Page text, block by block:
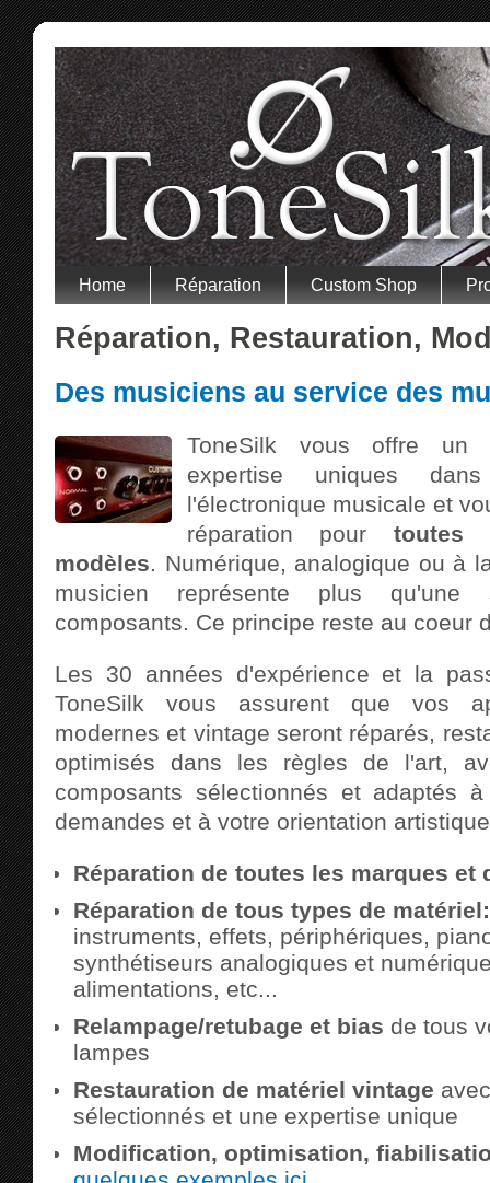
Home Réparation Custom Shop
Réparation, Restauration,
Des musiciens au service des
ToneSilk vous offre un
expertise uniques
l'électronique musicale et
réparation pour toutes
modèles. Numérique, analogique ou à
musicien représente plus
composants. Ce principe reste au coeur
Les 30 années d'expérience et la
ToneSilk vous assurent que vos
modernes et vintage seront réparés,
optimisés dans les règles de l'art,
composants sélectionnés et adaptés
demandes et à votre orientation
Réparation de toutes les marques et
Réparation de tous types de matériel:
instruments, effets, périphériques,
synthétiseurs analogiques et
alimentations, etc...
Relampage/retubage et bias de tous
lampes
Restauration de matériel vintage
sélectionnés et une expertise unique
Modification, optimisation,